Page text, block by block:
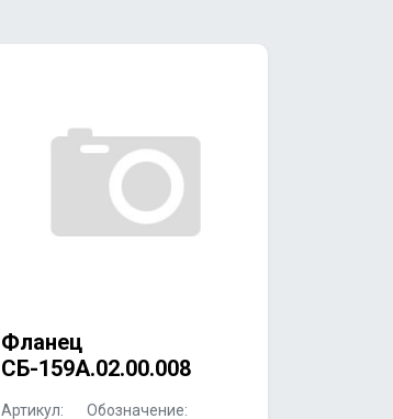
Фланец
СБ-159А.02.00.008
Артикул:
Обозначение: